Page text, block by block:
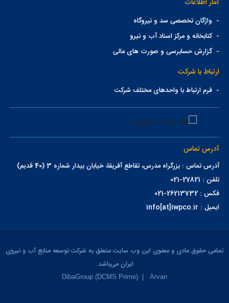
آمار اطلاعات
- واژگان تخصصی سد و نیروگاه
-کتابخانه و مرکز اسناد آب و نیرو
-گزارش حسابرسی و صورت های مالی
ارتباط با شرکت
-فرم ارتباط با واحدهای مختلف شرکت
آدرس تماس
آدرس تماس : بزرگراه مدرس، تقاطع آفریقا، خیابان بیدار شماره 3 (40 قدیم)
تلفن : 27821-021
فکس : 26213732-021
ایمیل : info[at]iwpco.ir
تمامی حقوق مادی و معنوی این وب سایت متعلق به شرکت توسعه منابع آب و نیروی
ایران می‌باشد.
DibaGroup (DCMS Prime) Arvan